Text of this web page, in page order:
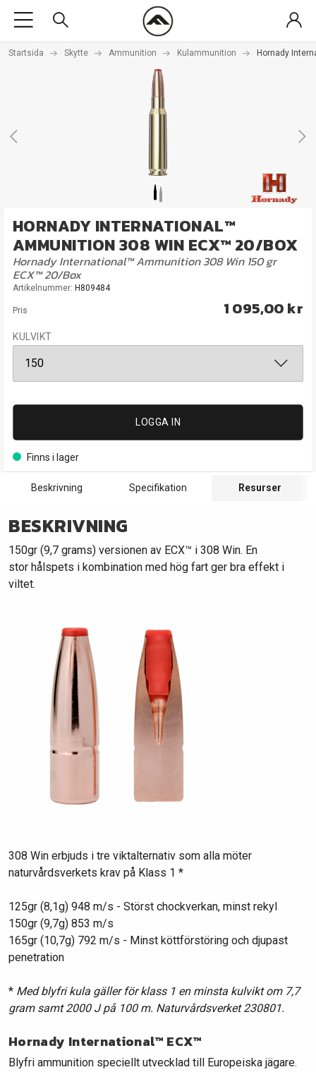
Startsida Skytte Ammunition Kulammunition Hornady
HORNADY INTERNATIONAL™
AMMUNITION 308 WIN ECX™ 20/BOX
Hornady International™ Ammunition 308 Win 150 gr
ECX™ 20/Box
Artikelnummer: H809484
Pris 1 095,00 kr
KULVIKT
LOGGA IN
Finns i lager
Beskrivning Specifikation Resurser
BESKRIVNING
150gr (9,7 grams) versionen av ECX™ i 308 Win. En
stor hålspets i kombination med hög fart ger bra effekt i
viltet.
308 Win erbjuds i tre viktalternativ som alla möter
naturvårdsverkets krav på Klass 1 *
125gr (8,1g) 948 m/s - Störst chockverkan, minst rekyl
150gr (9,7g) 853 m/s
165gr (10,7g) 792 m/s - Minst köttförstöring och djupast
penetration
* Med blyfri kula gäller för klass 1 en minsta kulvikt om 7,7
gram samt 2000 J på 100 m. Naturvårdsverket 230801.
Hornady International™ ECX™
Blyfri ammunition speciellt utvecklad till Europeiska jägare.